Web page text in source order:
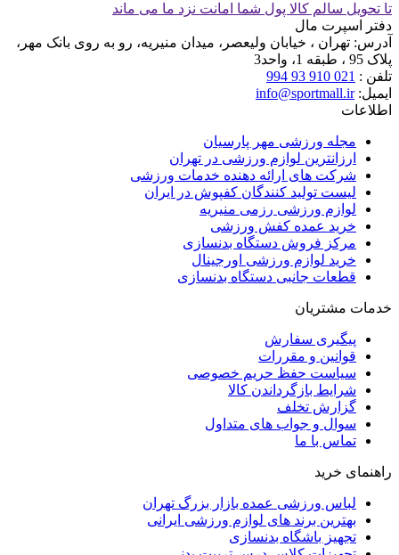
تا تحویل سالم کالا پول شما امانت نزد ما می ماند
دفتر اسپرت مال
آدرس: تهران ، خیابان ولیعصر، میدان منیریه، رو به روی بانک مهر،
پلاک 95 ، طبقه 1، واحد3
تلفن : 021 910 93 994
ایمیل:info@sportmall.ir
اطلاعات
مجله ورزشی مهر پارسیان
ارزانترین لوازم ورزشی در تهران
شرکت های ارائه دهنده خدمات ورزشی
لیست تولید کنندگان کفپوش در ایران
لوازم ورزشی رزمی منیریه
خرید عمده کفش ورزشی
مرکز فروش دستگاه بدنسازی
خرید لوازم ورزشی اورجینال
قطعات جانبی دستگاه بدنسازی
خدمات مشتریان
پیگیری سفارش
قوانین و مقررات
سیاست حفظ حریم خصوصی
شرایط بازگرداندن کالا
گزارش تخلف
سوال و جواب های متداول
تماس با ما
راهنمای خرید
لباس ورزشی عمده بازار بزرگ تهران
بهترین برند های لوازم ورزشی ایرانی
تجهیز باشگاه بدنسازی